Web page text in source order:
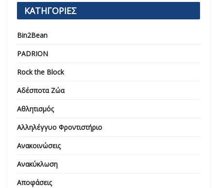
ΚΑΤΗΓΟΡΙΕΣ
Bin2Bean
PADRION
Rock the Block
Αδέσποτα Ζώα
Αθλητισμός
Αλληλέγγυο Φροντιστήριο
Ανακοινώσεις
Ανακύκλωση
Αποφάσεις